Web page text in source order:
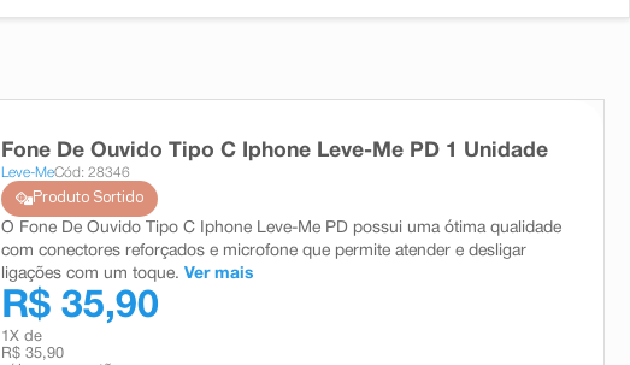
Fone De Ouvido Tipo C Iphone Leve-Me PD 1 Unidade
Leve-MeCód: 28346
Produto Sortido
O Fone De Ouvido Tipo C Iphone Leve-Me PD possui uma ótima qualidade
com conectores reforçados e microfone que permite atender e desligar
ligações com um toque. Ver mais
R$ 35,90
1 X de
R$ 35,90